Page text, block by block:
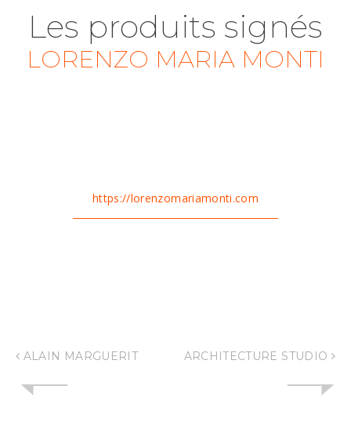
Les produits signés
LORENZO MARIA MONTI
https://lorenzomariamonti.com
ALAIN MARGUERIT ARCHITECTURE STUDIO